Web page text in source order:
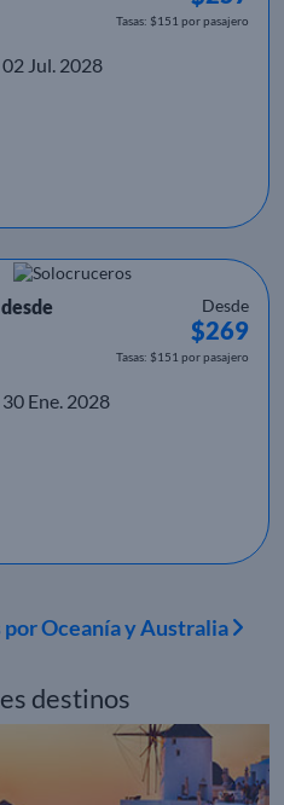
Tasas: $151 por pasajero
Jul. 2028
Desde
$269
Tasas: $151 por pasajero
Ene. 2028
Oceanía y Australia
destinos